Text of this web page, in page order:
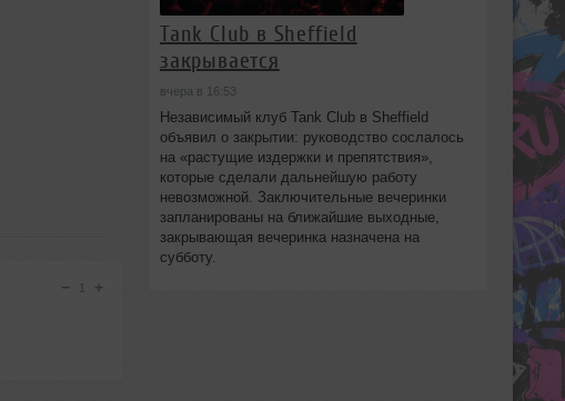
− 1 +
Tank Club в Sheffield
закрывается
вчера в 16:53
Независимый клуб Tank Club в Sheffield
объявил о закрытии: руководство сослалось
на «растущие издержки и препятствия»,
которые сделали дальнейшую работу
невозможной. Заключительные вечеринки
запланированы на ближайшие выходные,
закрывающая вечеринка назначена на
субботу.